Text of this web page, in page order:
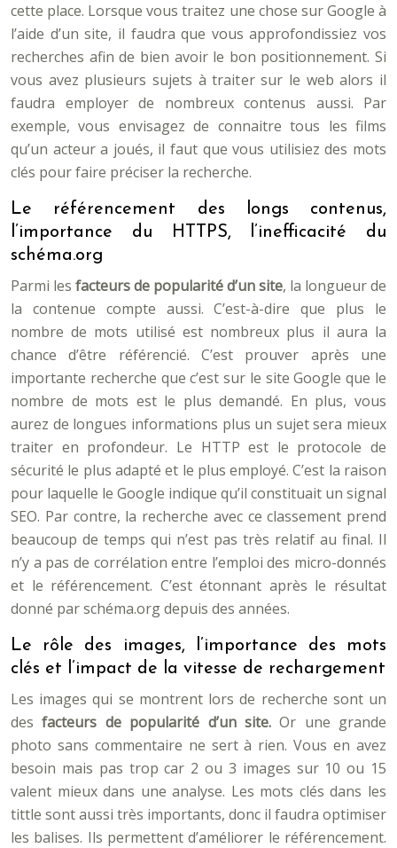
cette place. Lorsque vous traitez une chose sur Google à
l’aide d’un site, il faudra que vous approfondissiez vos
recherches afin de bien avoir le bon positionnement. Si
vous avez plusieurs sujets à traiter sur le web alors il
faudra employer de nombreux contenus aussi. Par
exemple, vous envisagez de connaitre tous les films
qu’un acteur a joués, il faut que vous utilisiez des mots
clés pour faire préciser la recherche.
Le référencement des longs contenus,
l’importance du HTTPS, l’inefficacité du
schéma.org
Parmi les facteurs de popularité d’un site, la longueur de
la contenue compte aussi. C’est-à-dire que plus le
nombre de mots utilisé est nombreux plus il aura la
chance d’être référencié. C’est prouver après une
importante recherche que c’est sur le site Google que le
nombre de mots est le plus demandé. En plus, vous
aurez de longues informations plus un sujet sera mieux
traiter en profondeur. Le HTTP est le protocole de
sécurité le plus adapté et le plus employé. C’est la raison
pour laquelle le Google indique qu’il constituait un signal
SEO. Par contre, la recherche avec ce classement prend
beaucoup de temps qui n’est pas très relatif au final. Il
n’y a pas de corrélation entre l’emploi des micro-donnés
et le référencement. C’est étonnant après le résultat
donné par schéma.org depuis des années.
Le rôle des images, l’importance des mots
clés et l’impact de la vitesse de rechargement
Les images qui se montrent lors de recherche sont un
desfacteurs de popularité d’un site.Or une grande
photo sans commentaire ne sert à rien. Vous en avez
besoin mais pas trop car 2 ou 3 images sur 10 ou 15
valent mieux dans une analyse. Les mots clés dans les
tittle sont aussi très importants, donc il faudra optimiser
les balises. Ils permettent d’améliorer le référencement.